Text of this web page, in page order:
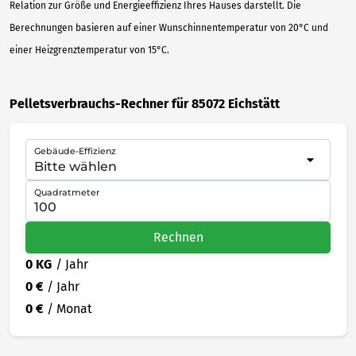
Relation zur Größe und Energieeffizienz Ihres Hauses darstellt. Die
Berechnungen basieren auf einer Wunschinnentemperatur von 20°C und
einer Heizgrenztemperatur von 15°C.
Pelletsverbrauchs-Rechner für 85072 Eichstätt
Gebäude-Effizienz
Quadratmeter
Rechnen
0 KG / Jahr
0 € / Jahr
0 € / Monat